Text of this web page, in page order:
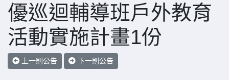
優巡迴輔導班戶外教育
活動實施計畫1份
上一則公告 下一則公告